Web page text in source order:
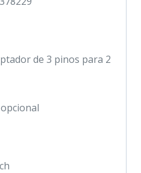
de 3 pinos para 2